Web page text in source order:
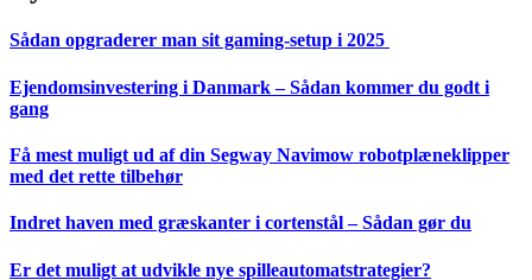
Sådan opgraderer man sit gaming-setup i 2025
Ejendomsinvestering i Danmark – Sådan kommer du godt i
gang
Få mest muligt ud af din Segway Navimow robotplæneklipper
med det rette tilbehør
Indret haven med græskanter i cortenstål – Sådan gør du
Er det muligt at udvikle nye spilleautomatstrategier?